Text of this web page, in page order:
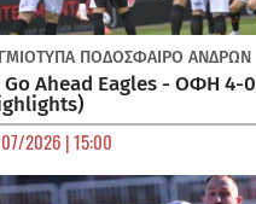
ΠΟΔΌΣΦΑΙΡΟ ΑΝΔΡΏΝ
Go Ahead Eagles - ΟΦΗ 4-0
2026 | 15:00